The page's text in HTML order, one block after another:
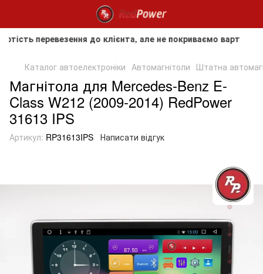
до клієнта, але не покриваємо вартість
Каталог автоелектроніки Автомагнітоли Штатна
Магнітола для Mercedes-Benz E-
Class W212 (2009-2014) RedPower
31613 IPS
Артикул: RP31613IPS Написати відгук